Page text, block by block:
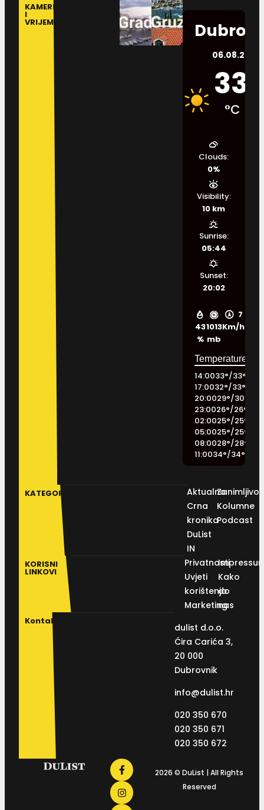
KAMERE
I
VRIJEME
06.08.2026.
33
°C
43
%
1013
mb
7
Km/h
Clouds:
0%
Visibility:
10 km
Sunrise:
05:44
Sunset:
20:02
14:0033°/33°
17:0032°/33°
20:0029°/30
23:0026°/26°
02:0025°/25°
05:0025°/25°
08:0028°/28°
11:0034°/34°
KATEGORIJE
Aktualno
Crna
kronika
DuList
IN
Kolumne
Podcast
KORISNI
LINKOVI
Privatnosti
Uvjeti
korištenja
Marketing
Kako
do
nas
Kontakt
dulist d.o.o.
Ćira Carića 3,
20 000
Dubrovnik
info@dulist.hr
020 350 670
020 350 671
020 350 672
2026 © DuList | All Rights
Reserved